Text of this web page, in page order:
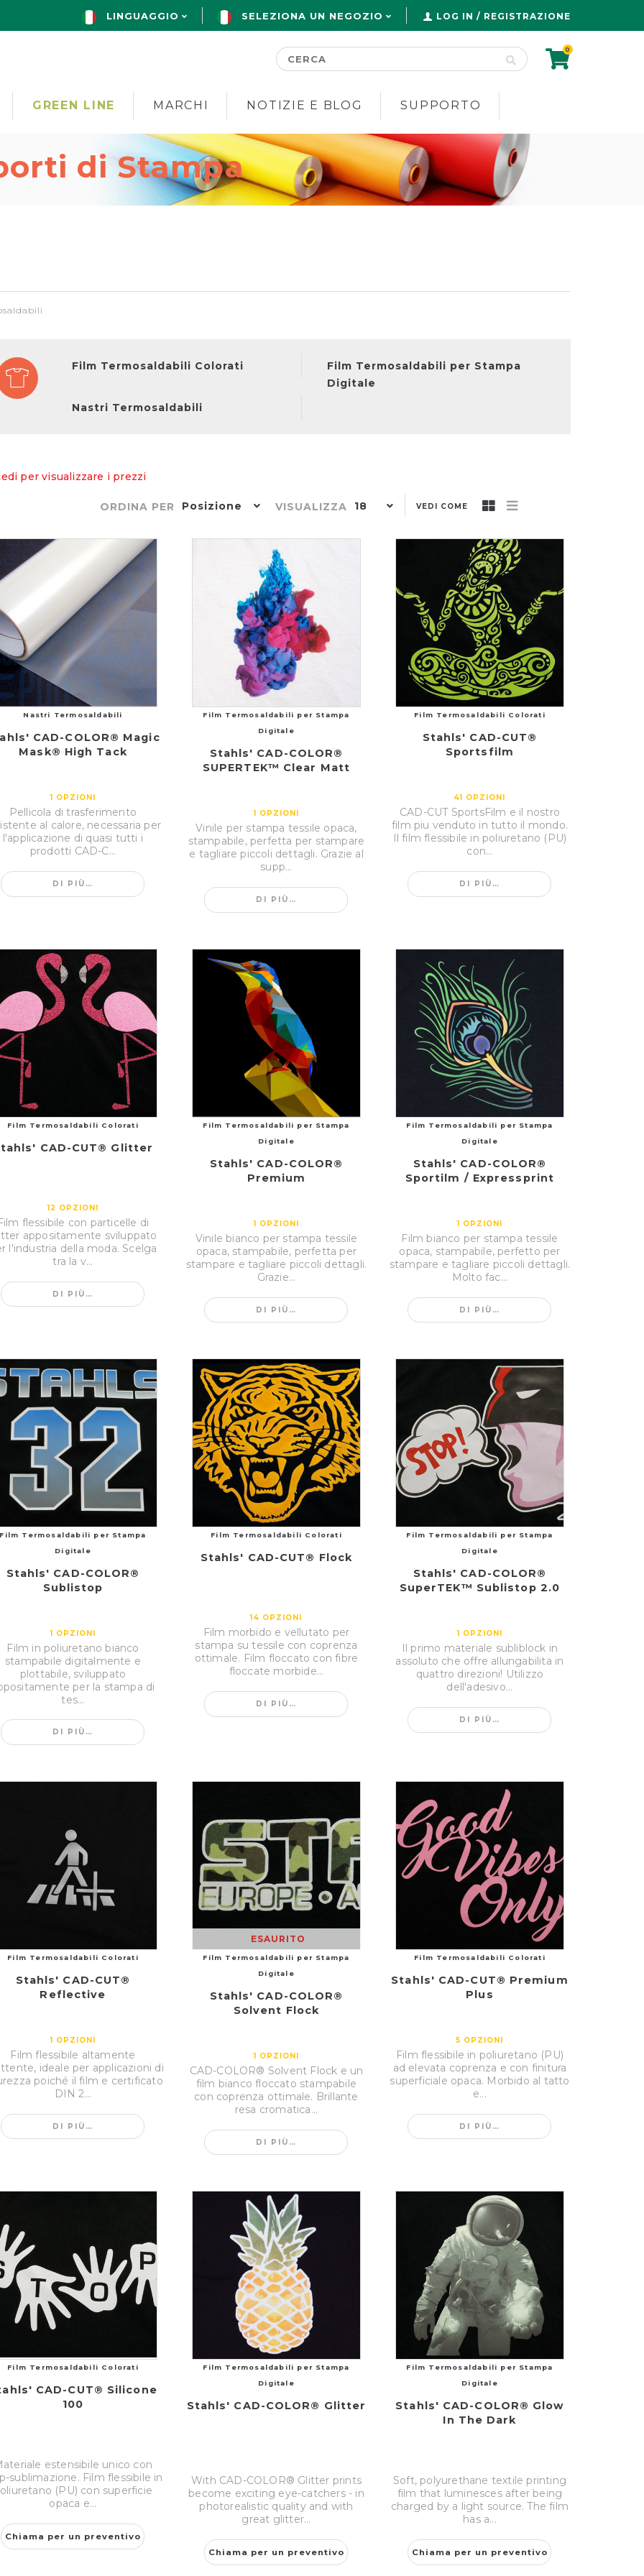
LINGUAGGIO SELEZIONA UN NEGOZIO
0
LOG IN / REGISTRAZIONE
GREEN LINE MARCHI NOTIZIE E BLOG SUPPORTO
di Stampa
Film Termosaldabili Colorati
Film Termosaldabili per Stampa
Digitale
Nastri Termosaldabili
per visualizzare i prezzi
ORDINA PER Posizione VISUALIZZA 18 VEDI COME
Nastri Termosaldabili
CAD-COLOR® Magic
Mask® High Tack
1 OPZIONI
Pellicola di trasferimento
al calore, necessaria per
l'applicazione di quasi tutti i
prodotti CAD-C...
DI PIÙ…
Film Termosaldabili per Stampa
Digitale
Stahls' CAD-COLOR®
SUPERTEK™ Clear Matt
1 OPZIONI
Vinile per stampa tessile opaca,
stampabile, perfetta per stampare
e tagliare piccoli dettagli. Grazie al
supp...
DI PIÙ…
Film Termosaldabili Colorati
Stahls' CAD-CUT®
Sportsfilm
41 OPZIONI
CAD-CUT SportsFilm e il nostro
film piu venduto in tutto il mondo.
Il film flessibile in poliuretano (PU)
con...
DI PIÙ…
Film Termosaldabili Colorati
CAD-CUT® Glitter
12 OPZIONI
flessibile con particelle di
appositamente sviluppato
l'industria della moda. Scelga
tra la v...
DI PIÙ…
Film Termosaldabili per Stampa
Digitale
Stahls' CAD-COLOR®
Premium
1 OPZIONI
Vinile bianco per stampa tessile
opaca, stampabile, perfetta per
stampare e tagliare piccoli dettagli.
Grazie...
DI PIÙ…
Film Termosaldabili per Stampa
Digitale
Stahls' CAD-COLOR®
Sportilm / Expressprint
1 OPZIONI
Film bianco per stampa tessile
opaca, stampabile, perfetto per
stampare e tagliare piccoli dettagli.
Molto fac...
DI PIÙ…
Film Termosaldabili per Stampa
Digitale
Stahls' CAD-COLOR®
Sublistop
1 OPZIONI
Film in poliuretano bianco
stampabile digitalmente e
plottabile, sviluppato
per la stampa di
tes...
DI PIÙ…
Film Termosaldabili Colorati
Stahls' CAD-CUT® Flock
14 OPZIONI
Film morbido e vellutato per
stampa su tessile con coprenza
ottimale. Film floccato con fibre
floccate morbide...
DI PIÙ…
Film Termosaldabili per Stampa
Digitale
Stahls' CAD-COLOR®
SuperTEK™ Sublistop 2.0
1 OPZIONI
Il primo materiale subliblock in
assoluto che offre allungabilita in
quattro direzioni! Utilizzo
dell'adesivo...
DI PIÙ…
Film Termosaldabili Colorati
Stahls' CAD-CUT®
Reflective
1 OPZIONI
Film flessibile altamente
ideale per applicazioni di
poiché il film e certificato
DIN 2...
DI PIÙ…
ESAURITO
Film Termosaldabili per Stampa
Digitale
Stahls' CAD-COLOR®
Solvent Flock
1 OPZIONI
CAD-COLOR® Solvent Flock e un
film bianco floccato stampabile
con coprenza ottimale. Brillante
resa cromatica...
DI PIÙ…
Film Termosaldabili Colorati
Stahls' CAD-CUT® Premium
Plus
5 OPZIONI
Film flessibile in poliuretano (PU)
ad elevata coprenza e con finitura
superficiale opaca. Morbido al tatto
e...
DI PIÙ…
Film Termosaldabili Colorati
CAD-CUT® Silicone
100
estensibile unico con
sublimazione. Film flessibile in
(PU) con superficie
opaca e...
Chiama per un preventivo
Film Termosaldabili per Stampa
Digitale
Stahls' CAD-COLOR® Glitter
With CAD-COLOR® Glitter prints
become exciting eye-catchers - in
photorealistic quality and with
great glitter...
Chiama per un preventivo
Film Termosaldabili per Stampa
Digitale
Stahls' CAD-COLOR® Glow
In The Dark
Soft, polyurethane textile printing
film that luminesces after being
charged by a light source. The film
has a...
Chiama per un preventivo